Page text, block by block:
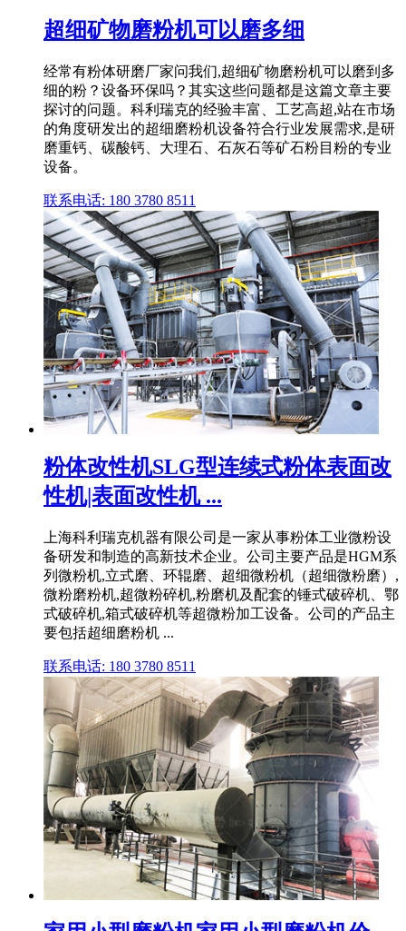
超细矿物磨粉机可以磨多细
经常有粉体研磨厂家问我们,超细矿物磨粉机可以磨到多
细的粉？设备环保吗？其实这些问题都是这篇文章主要
探讨的问题。科利瑞克的经验丰富、工艺高超,站在市场
的角度研发出的超细磨粉机设备符合行业发展需求,是研
磨重钙、碳酸钙、大理石、石灰石等矿石粉目粉的专业
设备。
联系电话: 180 3780 8511
粉体改性机SLG型连续式粉体表面改
性机|表面改性机 ...
上海科利瑞克机器有限公司是一家从事粉体工业微粉设
备研发和制造的高新技术企业。公司主要产品是HGM系
列微粉机,立式磨、环辊磨、超细微粉机（超细微粉磨）,
微粉磨粉机,超微粉碎机,粉磨机及配套的锤式破碎机、鄂
式破碎机,箱式破碎机等超微粉加工设备。公司的产品主
要包括超细磨粉机 ...
联系电话: 180 3780 8511